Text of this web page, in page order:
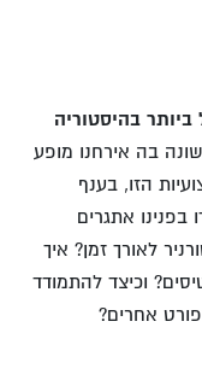
בהיסטוריה
בה אירחנו מופע
הזו, בענף
אתגרים
לאורך זמן? איך
וכיצד להתמודד
אחרים?